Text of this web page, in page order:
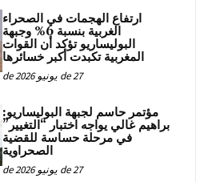
ارتفاع الهجمات في الصحراء
الغربية بنسبة 6% وجبهة
البوليساريو تؤكد أن القوات
المغربية تكبدت أكبر خسائرها
27 de يونيو de 2026
مؤتمر حاسم لجبهة البوليساريو:
براهيم غالي يواجه اختبار “التغيير”
في مرحلة حساسة للقضية
الصحراوية
27 de يونيو de 2026